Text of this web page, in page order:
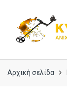
navigation
content
Αρχική σελίδα